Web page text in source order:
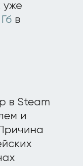
уже
в
в Steam
и